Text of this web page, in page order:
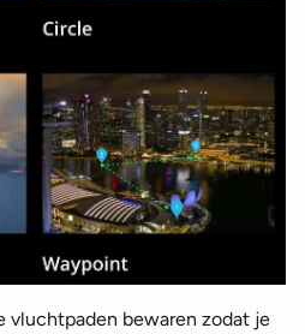
vluchtpaden bewaren zodat je